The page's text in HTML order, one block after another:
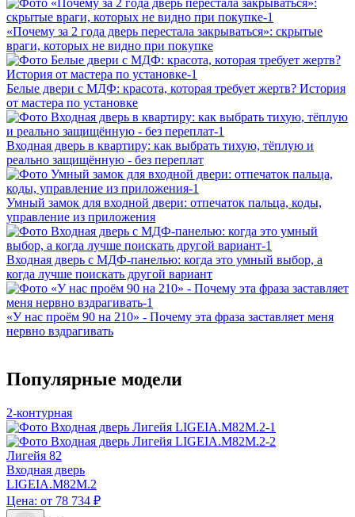
«Почему за 2 года дверь перестала закрываться»: скрытые
враги, которых не видно при покупке
Белые двери с МДФ: красота, которая требует жертв? История
от мастера по установке
Входная дверь в квартиру: как выбрать тихую, тёплую и
реально защищённую - без переплат
Умный замок для входной двери: отпечаток пальца, коды,
управление из приложения
Входная дверь с МДФ‑панелью: когда это умный выбор, а
когда лучше поискать другой вариант
«У нас проём 90 на 210» - Почему эта фраза заставляет меня
нервно вздрагивать
Популярные модели
2-контурная
Лигейя 82
Входная дверь
LIGEIA.M82M.2
Цена: от 78 734 ₽